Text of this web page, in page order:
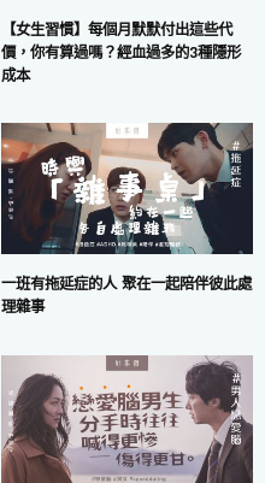
【女生習慣】每個月默默付出這些代
價，你有算過嗎？經血過多的3種隱形
成本
一班有拖延症的人 聚在一起陪伴彼此處
理雜事